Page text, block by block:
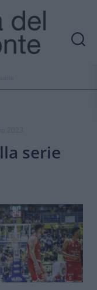
serie